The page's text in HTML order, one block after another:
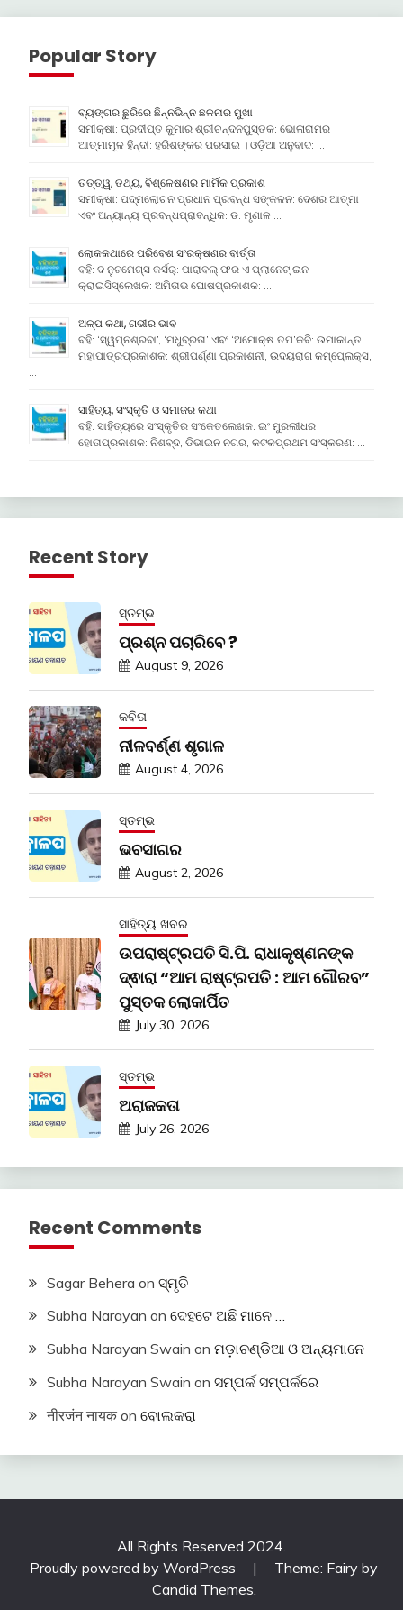
Popular Story
ବ୍ୟଙ୍ଗର ଛୁରିରେ ଛିନ୍ନଭିନ୍ନ ଛଳନାର ମୁଖା
ସମୀକ୍ଷା: ପ୍ରଦୀପ୍ତ କୁମାର ଶ୍ରୀଚନ୍ଦନପୁସ୍ତକ: ଭୋଳାରାମର
ଆତ୍ମାମୂଳ ହିନ୍ଦୀ: ହରିଶଙ୍କର ପରସାଇ । ଓଡ଼ିଆ ଅନୁବାଦ: …
ତତ୍ତ୍ୱ, ତଥ୍ୟ, ବିଶ୍ଳେଷଣର ମାର୍ମିକ ପ୍ରକାଶ
ସମୀକ୍ଷା: ପଦ୍ମଲୋଚନ ପ୍ରଧାନ ପ୍ରବନ୍ଧ ସଙ୍କଳନ: ଦେଶର ଆତ୍ମା
ଏବଂ ଅନ୍ୟାନ୍ୟ ପ୍ରବନ୍ଧପ୍ରାବନ୍ଧିକ: ଡ. ମୃଣାଳ …
ଲୋକକଥାରେ ପରିବେଶ ସଂରକ୍ଷଣର ବାର୍ତ୍ତା
ବହି: ଦ ନୁଟମେଗ୍ସ କର୍ସର୍: ପାରାବଲ୍ ଫର ଏ ପ୍ଲାନେଟ୍ ଇନ
କ୍ରାଇସିସ୍ଲେଖକ: ଅମିତାଭ ଘୋଷପ୍ରକାଶକ: …
ଅଳ୍ପ କଥା, ଗଭୀର ଭାବ
ବହି: ‘ସ୍ୱପ୍ନଶ୍ରବା’, ‘ମଧୁବ୍ରତା’ ଏବଂ ‘ଅମୋକ୍ଷ ତପ’କବି: ଉମାକାନ୍ତ
ମହାପାତ୍ରପ୍ରକାଶକ: ଶ୍ରୀପର୍ଣ୍ଣା ପ୍ରକାଶନୀ, ଉଦୟରାଗ କମ୍ପେ୍ଲକ୍ସ,
ସାହିତ୍ୟ, ସଂସ୍କୃତି ଓ ସମାଜର କଥା
ବହି: ସାହିତ୍ୟରେ ସଂସ୍କୃତିର ସଂକେତଲେଖକ: ଇଂ ମୁରଲୀଧର
ହୋତାପ୍ରକାଶକ: ନିଶବ୍ଦ, ଡିଭାଇନ ନଗର, କଟକପ୍ରଥମ ସଂସ୍କରଣ: …
Recent Story
ସ୍ତମ୍ଭ
ପ୍ରଶ୍ନ ପଚାରିବେ ?
August 9, 2026
କବିତା
ନୀଳବର୍ଣ୍ଣ ଶୃଗାଳ
August 4, 2026
ସ୍ତମ୍ଭ
ଭବସାଗର
August 2, 2026
ସାହିତ୍ୟ ଖବର
ଉପରାଷ୍ଟ୍ରପତି ସି.ପି. ରାଧାକୃଷ୍ଣନଙ୍କ
ଦ୍ଵାରା “ଆମ ରାଷ୍ଟ୍ରପତି : ଆମ ଗୌରବ”
ପୁସ୍ତକ ଲୋକାର୍ପିତ
July 30, 2026
ସ୍ତମ୍ଭ
ଅରାଜକତା
July 26, 2026
Recent Comments
Sagar Behera on ସ୍ମୃତି
Subha Narayan on ଦେହଟେ ଅଛି ମାନେ …
Subha Narayan Swain on ମଡ଼ାଚଣ୍ଡିଆ ଓ ଅନ୍ୟମାନେ
Subha Narayan Swain on ସମ୍ପର୍କ ସମ୍ପର୍କରେ
नीरजंन नायक on ବୋଲକରା
All Rights Reserved 2024.
Proudly powered by WordPress
|
Theme: Fairy by
Candid Themes